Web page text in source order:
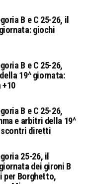
B e C 25-26, il
giochi
B e C 25-26,
19^ giornata:
+10
B e C 25-26,
e arbitri della 19^
scontri diretti
25-26, il
dei gironi B
per Borghetto,